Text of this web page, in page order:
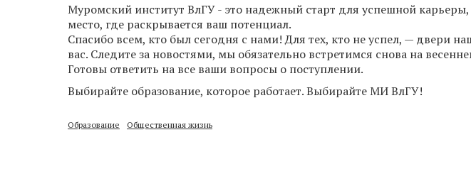
Муромский институт ВлГУ - это надежный старт для успешной
место, где раскрывается ваш потенциал.
Спасибо всем, кто был сегодня с нами! Для тех, кто не успел, — двери
вас. Следите за новостями, мы обязательно встретимся снова на
Готовы ответить на все ваши вопросы о поступлении.
Выбирайте образование, которое работает. Выбирайте МИ ВлГУ!
Образование Общественная жизнь